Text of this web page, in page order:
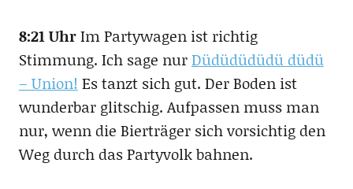
8:21 UhrIm Partywagen ist richtig
Stimmung. Ich sage nurDüdüdüdüdü düdü
– Union! Es tanzt sich gut. Der Boden ist
wunderbar glitschig. Aufpassen muss man
nur, wenn die Bierträger sich vorsichtig den
Weg durch das Partyvolk bahnen.